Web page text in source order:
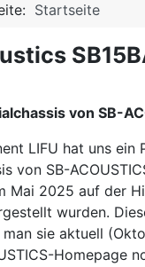
Startseite
von SB-
LIFU hat uns ein
von SB-
Mai 2025 auf der
wurden.
man sie aktuell
Homepage